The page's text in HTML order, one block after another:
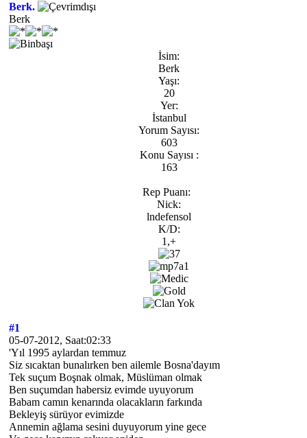
Berk.
Berk
İsim:
Berk
Yaşı:
20
Yer:
İstanbul
Yorum Sayısı:
603
Konu Sayısı :
163
Rep Puanı:
Nick:
lndefensol
K/D:
1,+
#1
05-07-2012, Saat:02:33
'Yıl 1995 aylardan temmuz
Siz sıcaktan bunalırken ben ailemle Bosna'dayım
Tek suçum Boşnak olmak, Müslüman olmak
Ben suçumdan habersiz evimde uyuyorum
Babam camın kenarında olacakların farkında
Bekleyiş sürüyor evimizde
Annemin ağlama sesini duyuyorum yine gece